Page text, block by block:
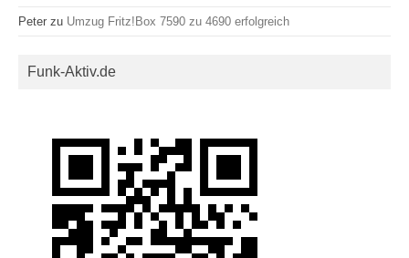
Peter zu Umzug Fritz!Box 7590 zu 4690 erfolgreich
Funk-Aktiv.de